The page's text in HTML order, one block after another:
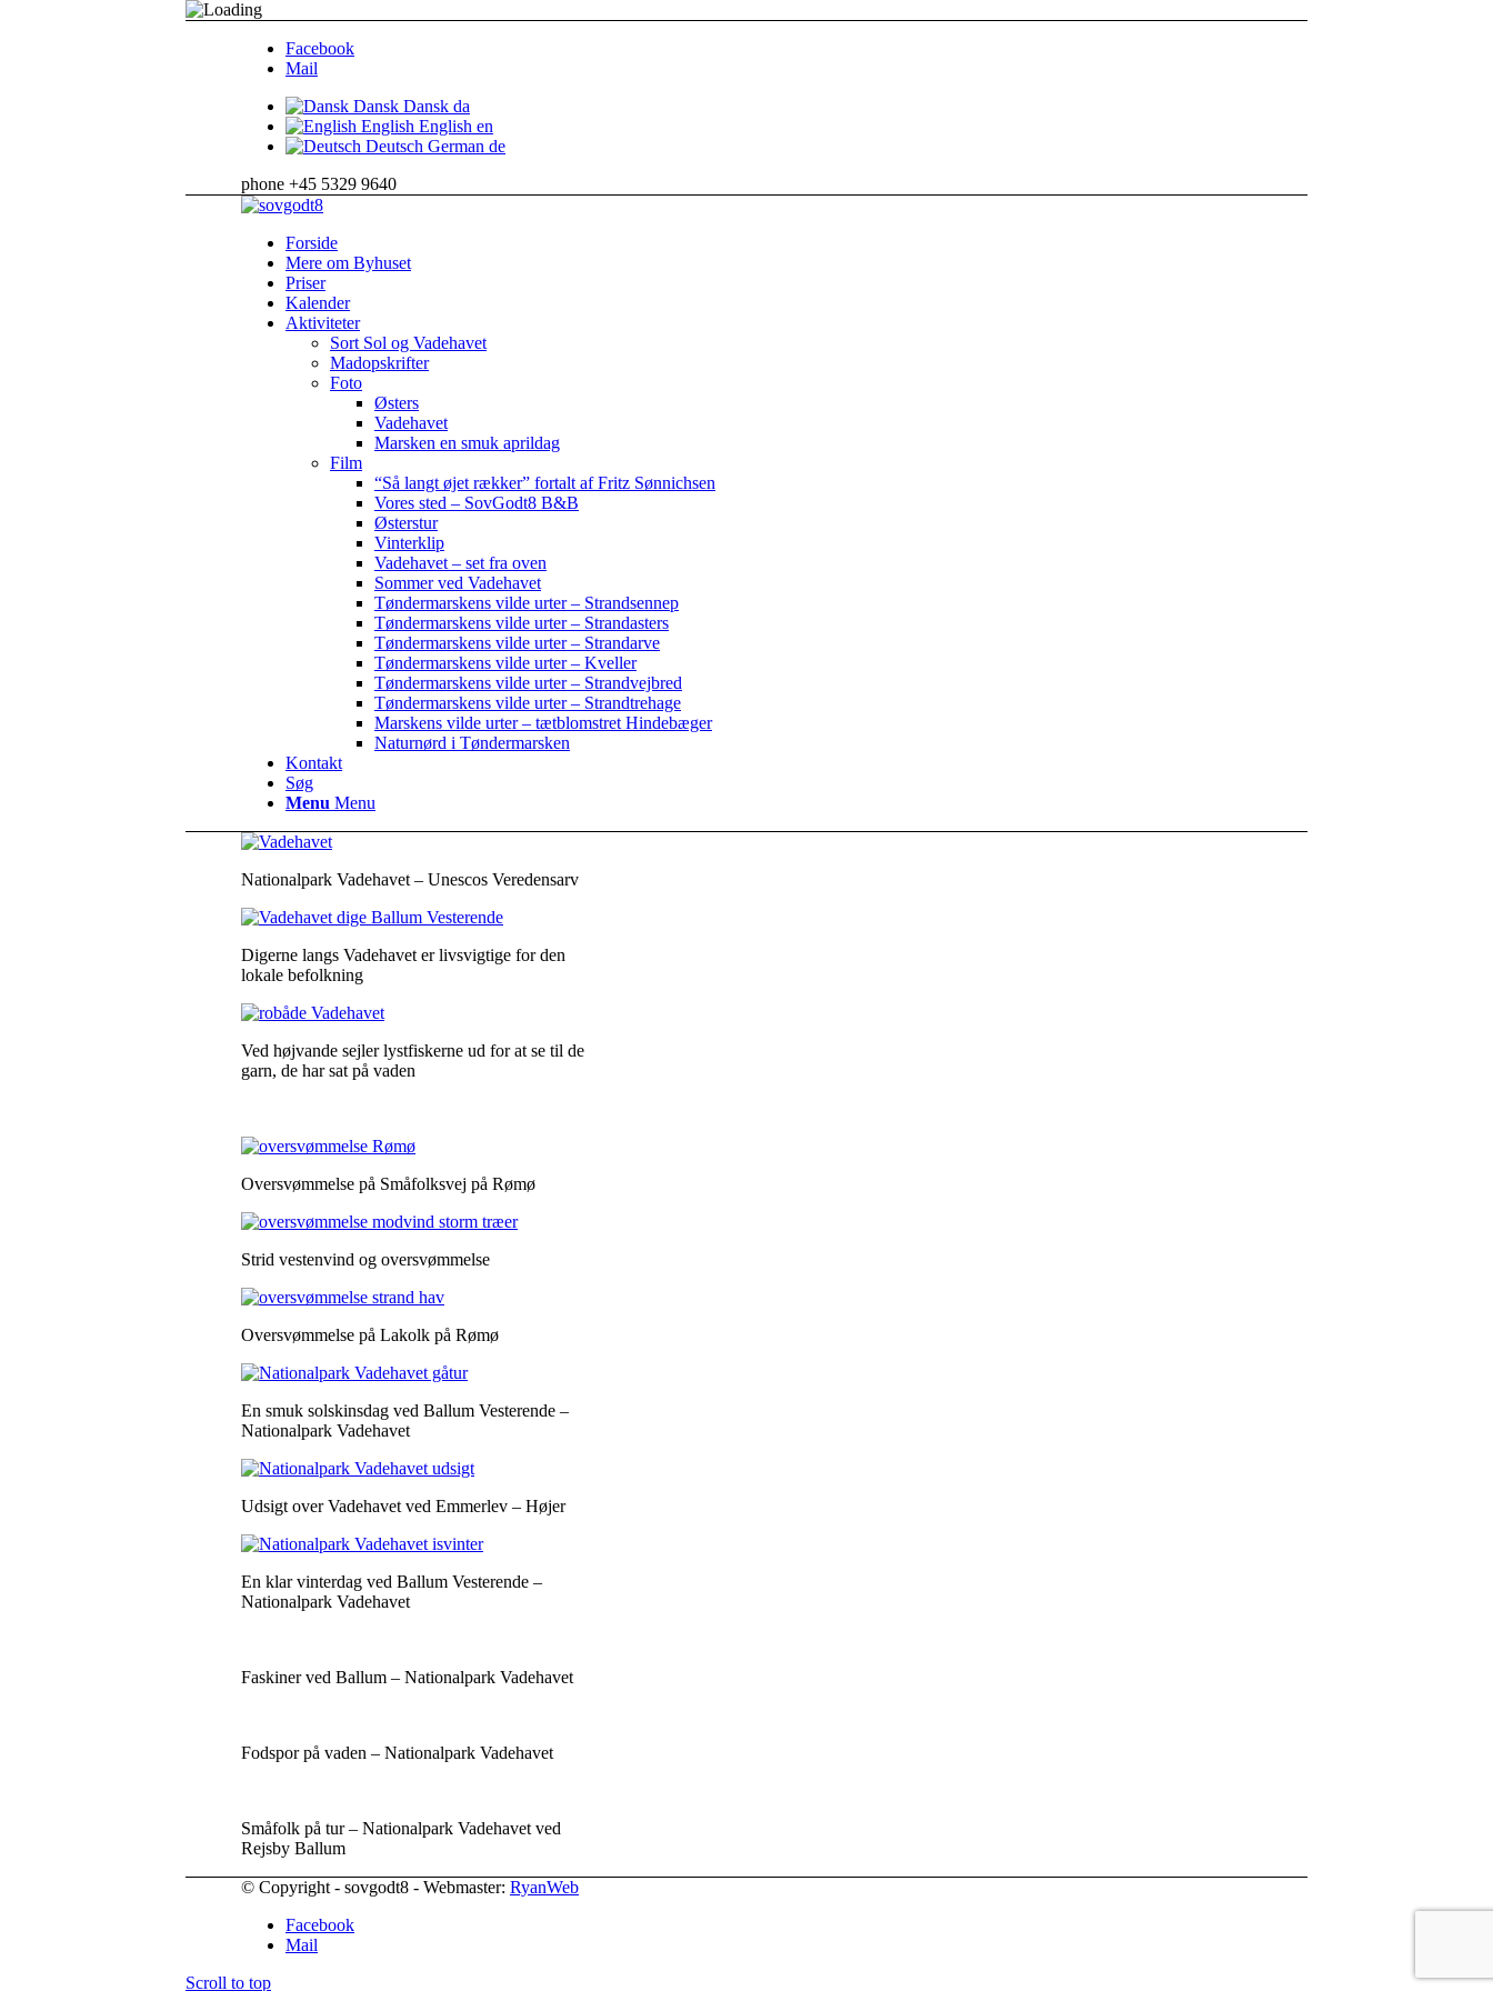
Facebook
Mail
Dansk Dansk da
English English en
Deutsch German de
phone +45 5329 9640
Forside
Mere om Byhuset
Priser
Kalender
Aktiviteter
Sort Sol og Vadehavet
Madopskrifter
Foto
Østers
Vadehavet
Marsken en smuk aprildag
Film
“Så langt øjet rækker” fortalt af Fritz Sønnichsen
Vores sted – SovGodt8 B&B
Østerstur
Vinterklip
Vadehavet – set fra oven
Sommer ved Vadehavet
Tøndermarskens vilde urter – Strandsennep
Tøndermarskens vilde urter – Strandasters
Tøndermarskens vilde urter – Strandarve
Tøndermarskens vilde urter – Kveller
Tøndermarskens vilde urter – Strandvejbred
Tøndermarskens vilde urter – Strandtrehage
Marskens vilde urter – tætblomstret Hindebæger
Naturnørd i Tøndermarsken
Kontakt
Søg
Menu Menu
Nationalpark Vadehavet – Unescos Veredensarv
Digerne langs Vadehavet er livsvigtige for den
lokale befolkning
Ved højvande sejler lystfiskerne ud for at se til de
garn, de har sat på vaden
Oversvømmelse på Småfolksvej på Rømø
Strid vestenvind og oversvømmelse
Oversvømmelse på Lakolk på Rømø
En smuk solskinsdag ved Ballum Vesterende –
Nationalpark Vadehavet
Udsigt over Vadehavet ved Emmerlev – Højer
En klar vinterdag ved Ballum Vesterende –
Nationalpark Vadehavet
Faskiner ved Ballum – Nationalpark Vadehavet
Fodspor på vaden – Nationalpark Vadehavet
Småfolk på tur – Nationalpark Vadehavet ved
Rejsby Ballum
© Copyright - sovgodt8 - Webmaster: RyanWeb
Facebook
Mail
Scroll to top